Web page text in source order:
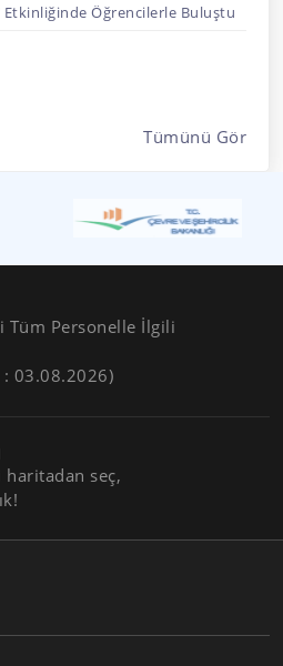
Etkinliğinde Öğrencilerle Buluştu
Tümünü Gör
Tüm Personelle İlgili
: 03.08.2026)
seç,